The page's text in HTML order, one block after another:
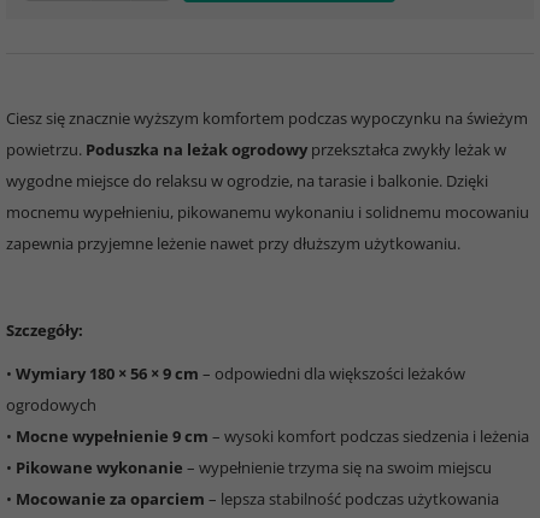
Ciesz się znacznie wyższym komfortem podczas wypoczynku na świeżym
powietrzu. Poduszka na leżak ogrodowy przekształca zwykły leżak w
wygodne miejsce do relaksu w ogrodzie, na tarasie i balkonie. Dzięki
mocnemu wypełnieniu, pikowanemu wykonaniu i solidnemu mocowaniu
zapewnia przyjemne leżenie nawet przy dłuższym użytkowaniu.
Szczegóły:
• Wymiary 180 × 56 × 9 cm – odpowiedni dla większości leżaków
ogrodowych
• Mocne wypełnienie 9 cm – wysoki komfort podczas siedzenia i leżenia
• Pikowane wykonanie – wypełnienie trzyma się na swoim miejscu
• Mocowanie za oparciem – lepsza stabilność podczas użytkowania